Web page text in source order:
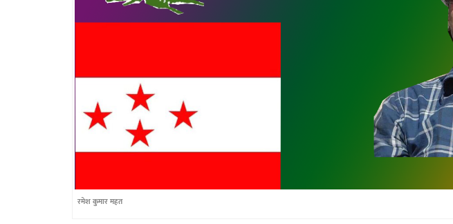
रमेश कुमार महत